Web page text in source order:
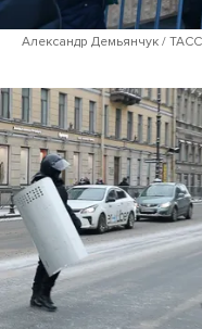
Александр Демьянчук /